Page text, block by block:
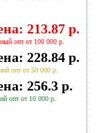
213.87 р.
опт от 100 000 р.
228.84 р.
опт от 50 000 р.
256.3 р.
опт от 10 000 р.